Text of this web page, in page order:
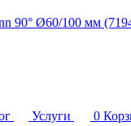
90° Ø60/100 мм
Услуги 0